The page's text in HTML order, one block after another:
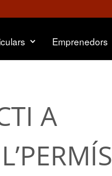
Emprenedors
A